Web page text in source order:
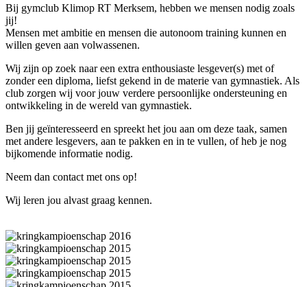
Bij gymclub Klimop RT Merksem, hebben we mensen nodig zoals
jij!
Mensen met ambitie en mensen die autonoom training kunnen en
willen geven aan volwassenen.
Wij zijn op zoek naar een extra enthousiaste lesgever(s) met of
zonder een diploma, liefst gekend in de materie van gymnastiek. Als
club zorgen wij voor jouw verdere persoonlijke ondersteuning en
ontwikkeling in de wereld van gymnastiek.
Ben jij geïnteresseerd en spreekt het jou aan om deze taak, samen
met andere lesgevers, aan te pakken en in te vullen, of heb je nog
bijkomende informatie nodig.
Neem dan contact met ons op!
Wij leren jou alvast graag kennen.